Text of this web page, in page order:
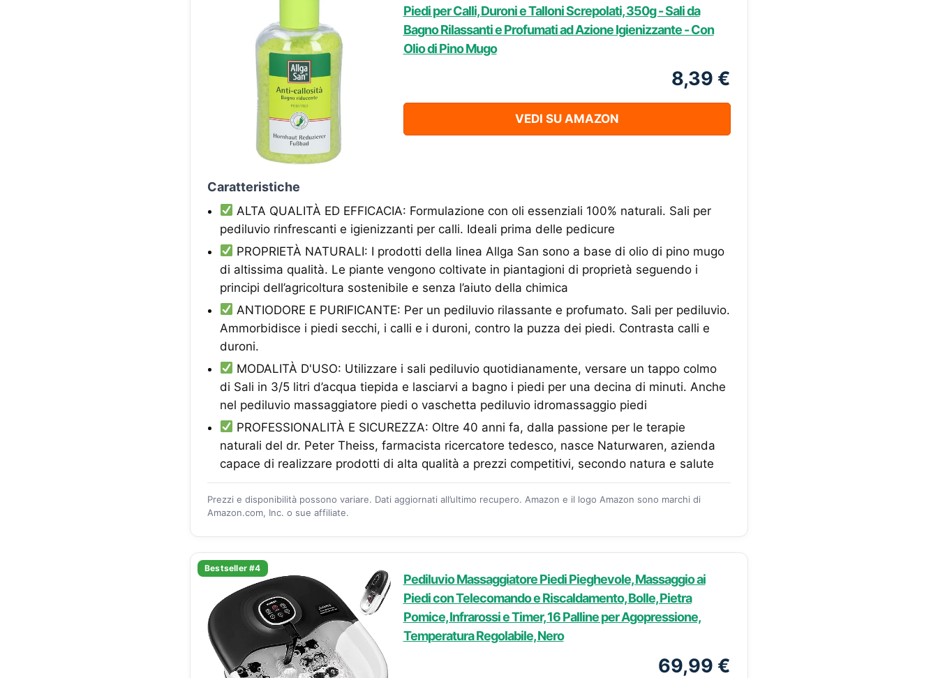
Piedi per Calli, Duroni e Talloni Screpolati, 350g - Sali da
Bagno Rilassanti e Profumati ad Azione Igienizzante - Con
Olio di Pino Mugo
8,39 €
VEDI SU AMAZON
Caratteristiche
ALTA QUALITÀ ED EFFICACIA: Formulazione con oli essenziali 100% naturali. Sali per
pediluvio rinfrescanti e igienizzanti per calli. Ideali prima delle pedicure
PROPRIETÀ NATURALI: I prodotti della linea Allga San sono a base di olio di pino mugo
di altissima qualità. Le piante vengono coltivate in piantagioni di proprietà seguendo i
principi dell’agricoltura sostenibile e senza l’aiuto della chimica
ANTIODORE E PURIFICANTE: Per un pediluvio rilassante e profumato. Sali per pediluvio.
Ammorbidisce i piedi secchi, i calli e i duroni, contro la puzza dei piedi. Contrasta calli e
duroni.
MODALITÀ D'USO: Utilizzare i sali pediluvio quotidianamente, versare un tappo colmo
di Sali in 3/5 litri d’acqua tiepida e lasciarvi a bagno i piedi per una decina di minuti. Anche
nel pediluvio massaggiatore piedi o vaschetta pediluvio idromassaggio piedi
PROFESSIONALITÀ E SICUREZZA: Oltre 40 anni fa, dalla passione per le terapie
naturali del dr. Peter Theiss, farmacista ricercatore tedesco, nasce Naturwaren, azienda
capace di realizzare prodotti di alta qualità a prezzi competitivi, secondo natura e salute
Prezzi e disponibilità possono variare. Dati aggiornati all’ultimo recupero. Amazon e il logo Amazon sono marchi di
Amazon.com, Inc. o sue affiliate.
Bestseller #4
Pediluvio Massaggiatore Piedi Pieghevole, Massaggio ai
Piedi con Telecomando e Riscaldamento, Bolle, Pietra
Pomice, Infrarossi e Timer, 16 Palline per Agopressione,
Temperatura Regolabile, Nero
69,99 €